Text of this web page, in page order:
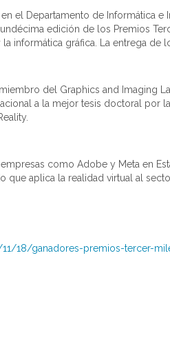
el Departamento de Informática
edición de los Premios
informática gráfica. La entrega de
del Graphics and Imaging
a la mejor tesis doctoral
como Adobe y Meta en
que aplica la realidad virtual al
18/ganadores-premios-tercer-